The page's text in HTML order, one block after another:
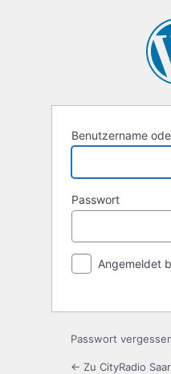
Benutzername
Passwort
Angemeldet
Passwort
← Zu CityRadio